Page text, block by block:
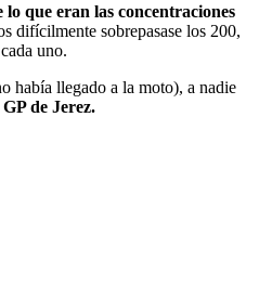
lo que eran las concentraciones
difícilmente sobrepasase los 200,
uno.
había llegado a la moto), a nadie
de Jerez.